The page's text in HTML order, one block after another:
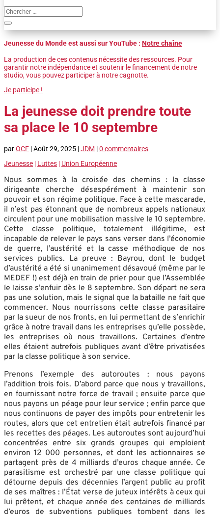
Jeunesse du Monde est aussi sur YouTube : Notre chaîne
La production de ces contenus nécessite des ressources. Pour
garantir notre indépendance et soutenir le financement de notre
studio, vous pouvez participer à notre cagnotte.
Je participe !
La jeunesse doit prendre toute
sa place le 10 septembre
parOCF |Août 29, 2025 |JDM |0 commentaires
Jeunesse | Luttes | Union Européenne
Nous sommes à la croisée des chemins : la classe
dirigeante cherche désespérément à maintenir son
pouvoir et son régime politique. Face à cette mascarade,
il n’est pas étonnant que de nombreux appels nationaux
circulent pour une mobilisation massive le 10 septembre.
Cette classe politique, totalement illégitime, est
incapable de relever le pays sans verser dans l’économie
de guerre, l’austérité et la casse méthodique de nos
services publics. La preuve : Bayrou, dont le budget
d’austérité a été si unanimement désavoué (même par le
MEDEF !) est déjà en train de prier pour que l’Assemblée
le laisse s’enfuir dès le 8 septembre. Son départ ne sera
pas une solution, mais le signal que la bataille ne fait que
commencer. Nous nourrissons cette classe parasitaire
par la sueur de nos fronts, en lui permettant de s’enrichir
grâce à notre travail dans les entreprises qu’elle possède,
les entreprises où nous travaillons. Certaines d’entre
elles étaient autrefois publiques avant d’être privatisées
par la classe politique à son service.
Prenons l’exemple des autoroutes : nous payons
l’addition trois fois. D’abord parce que nous y travaillons,
en fournissant notre force de travail ; ensuite parce que
nous payons un péage pour leur service ; enfin parce que
nous continuons de payer des impôts pour entretenir les
routes, alors que cet entretien était autrefois financé par
les recettes des péages. Les autoroutes sont aujourd’hui
concentrées entre six grands groupes qui emploient
environ 12 000 personnes, et dont les actionnaires se
partagent près de 4 milliards d’euros chaque année. Ce
parasitisme est orchestré par une classe politique qui
détourne depuis des décennies l’argent public au profit
de ses maîtres : l’État verse de juteux intérêts à ceux qui
lui prêtent, et chaque année des centaines de milliards
d’euros de subventions publiques tombent dans les